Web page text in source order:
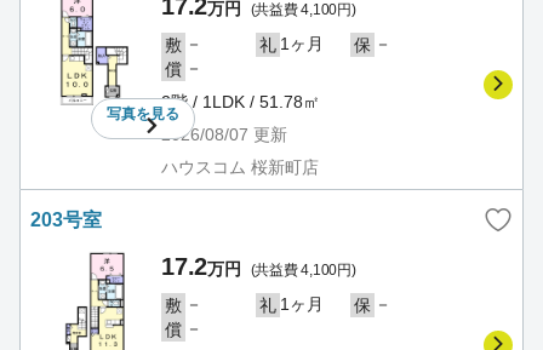
写真を見る
17.2万円 (共益費 4,100円)
敷 － 礼 1ヶ月 保 －
償 －
2階 / 1LDK / 51.78㎡
2026/08/07 更新
ハウスコム 桜新町店
203号室
17.2万円 (共益費 4,100円)
敷 － 礼 1ヶ月 保 －
償 －